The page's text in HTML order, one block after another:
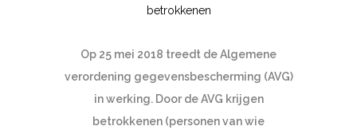
betrokkenen
Op 25 mei 2018 treedt de Algemene
verordening gegevensbescherming (AVG)
in werking. Door de AVG krijgen
betrokkenen (personen van wie